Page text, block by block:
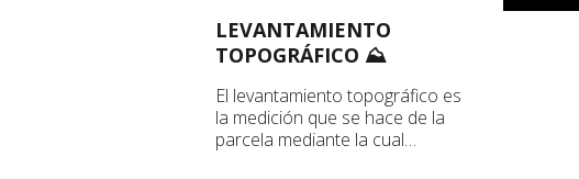
toda la normativa aplicable.
LEVANTAMIENTO
TOPOGRÁFICO ⛰️
El levantamiento topográfico es
la medición que se hace de la
parcela mediante la cual